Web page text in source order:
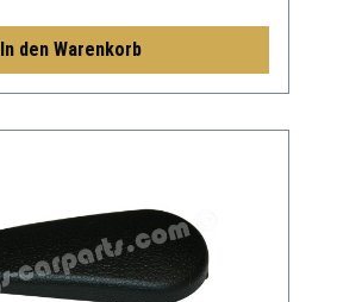
In den Warenkorb